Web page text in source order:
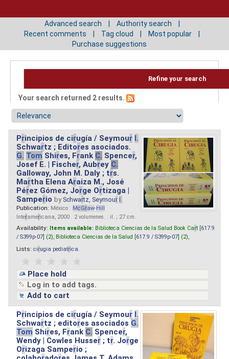
Advanced search
Authority search
Recent comments
Tag cloud
Most popular
Purchase suggestions
Refine your search
Your search returned 2 results.
Principios de cirugía / Seymour I.
Schwartz ; Editores asociados.
G. Tom Shires, Frank C. Spencer,
Josef E. | Fischer, Aubrey C.
Galloway, John M. Daly ; trs.
Martha Elena Araiza M., José
Pérez Gómez, Jorge Ortizaga |
Samperio by Schwartz, Seymour I.
Publication: México : McGraw-Hill
Interamericana, 2000 . 2 volumenes. : il. ; 27 cm.
Availability: Items available: Biblioteca Ciencias de la Salud Book Cart [ 617.9
/ S399p-07 ] (2), Biblioteca Ciencias de la Salud [ 617.9 / S399p-07 ] (2),
Lists: cirugia pediatrica
Place hold
Log in to add tags.
Add to cart
Principios de cirugía / Seymour I.
Schwartz ; editores asociados G.
Tom Shires, Frank C. Spencer,
Wendy | Cowles Husser ; tr. Jorge
Orizaga Samperio ;